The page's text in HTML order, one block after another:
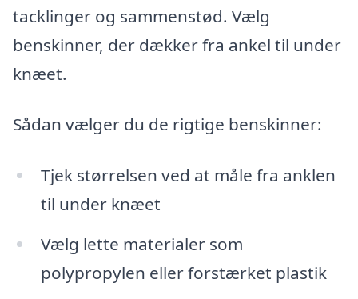
tacklinger og sammenstød. Vælg
benskinner, der dækker fra ankel til under
knæet.
Sådan vælger du de rigtige benskinner:
Tjek størrelsen ved at måle fra anklen
til under knæet
Vælg lette materialer som
polypropylen eller forstærket plastik